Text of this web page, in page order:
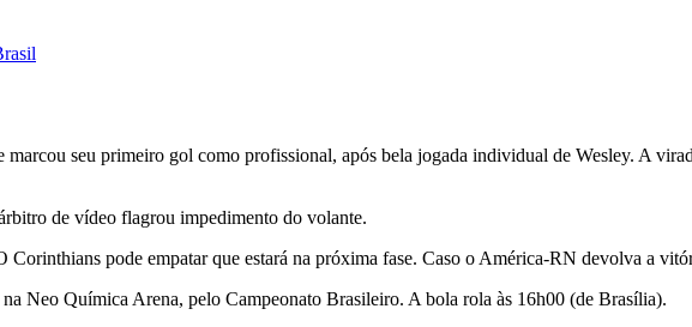
seu primeiro gol como profissional, após bela jogada individual de Wesley. A
de vídeo flagrou impedimento do volante.
pode empatar que estará na próxima fase. Caso o América-RN devolva a
Neo Química Arena, pelo Campeonato Brasileiro. A bola rola às 16h00 (de Brasília).